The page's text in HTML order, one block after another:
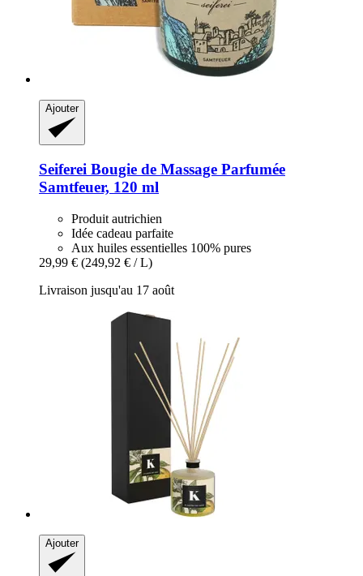
Ajouter
Seiferei Bougie de Massage Parfumée
Samtfeuer, 120 ml
Produit autrichien
Idée cadeau parfaite
Aux huiles essentielles 100% pures
29,99 € (249,92 € / L)
Livraison jusqu'au 17 août
Ajouter